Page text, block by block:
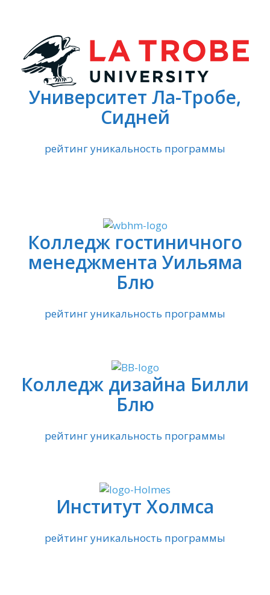
Университет Ла-Тробе,
Сидней
рейтинг уникальность программы
Колледж гостиничного
менеджмента Уильяма
Блю
рейтинг уникальность программы
Колледж дизайна Билли
Блю
рейтинг уникальность программы
Институт Холмса
рейтинг уникальность программы